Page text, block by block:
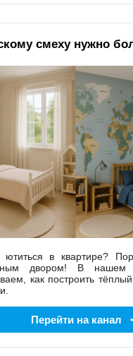
смеху нужно
ютиться в квартире?
двором! В нашем
как построить
Перейти на канал